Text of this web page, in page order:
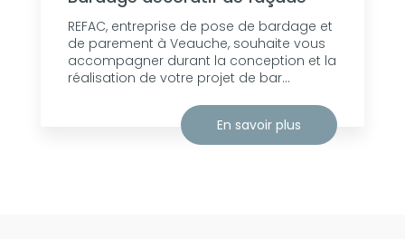
REFAC, entreprise de pose de bardage et
de parement à Veauche, souhaite vous
accompagner durant la conception et la
réalisation de votre projet de bar...
En savoir plus